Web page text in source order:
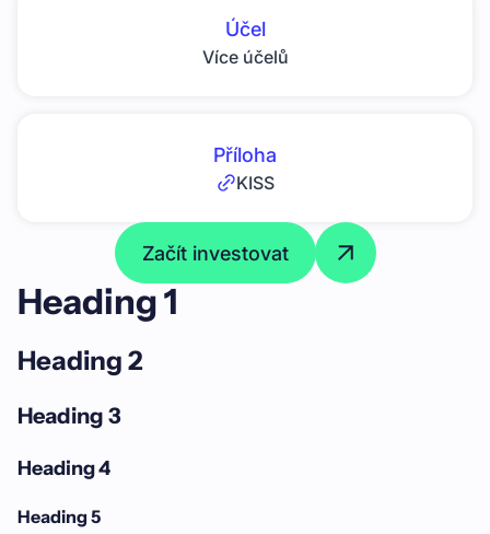
Účel
Více účelů
Příloha
KISS
Začít investovat
Heading 1
Heading 2
Heading 3
Heading 4
Heading 5